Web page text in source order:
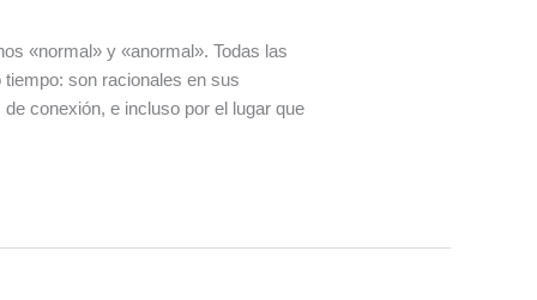
«normal» y «anormal». Todas las
son racionales en sus
conexión, e incluso por el lugar que